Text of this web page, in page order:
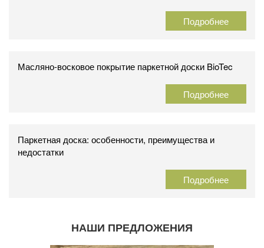
Подробнее
Масляно-восковое покрытие паркетной доски BioTec
Подробнее
Паркетная доска: особенности, преимущества и
недостатки
Подробнее
НАШИ ПРЕДЛОЖЕНИЯ